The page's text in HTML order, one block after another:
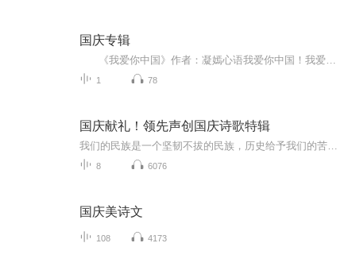
国庆专辑
1 78
国庆献礼！领先声创国庆诗歌特辑
8 6076
国庆美诗文
108 4173